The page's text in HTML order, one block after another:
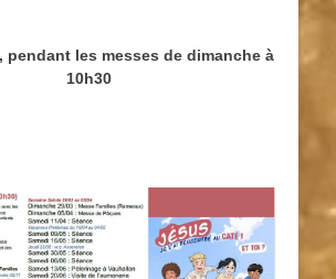
pendant les messes de dimanche à
10h30